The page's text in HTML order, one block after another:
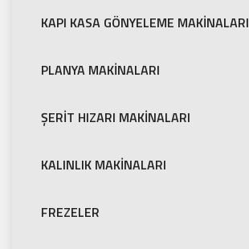
KAPI KASA GÖNYELEME MAKİNALARI
PLANYA MAKİNALARI
ŞERİT HIZARI MAKİNALARI
KALINLIK MAKİNALARI
FREZELER